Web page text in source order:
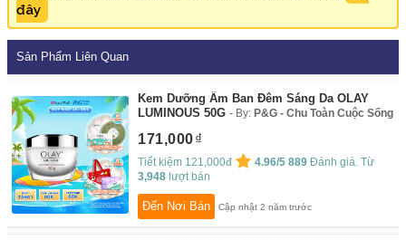
đây
Sản Phẩm Liên Quan
Kem Dưỡng Ẩm Ban Đêm Sáng Da OLAY
LUMINOUS 50G
By:P&G - Chu Toàn Cuộc Sống
171,000
Tiết kiệm 121,000đ 4.96/5 889 Đánh giá. Từ
3,948 lượt bán
Đến Nơi Bán Cập nhật 2 năm trước